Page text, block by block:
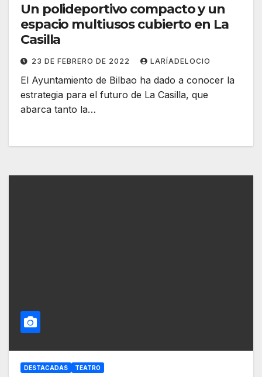
Un polideportivo compacto y un
espacio multiusos cubierto en La
Casilla
23 DE FEBRERO DE 2022 LARÍADELOCIO
El Ayuntamiento de Bilbao ha dado a conocer la
estrategia para el futuro de La Casilla, que
abarca tanto la…
DESTACADAS TEATRO